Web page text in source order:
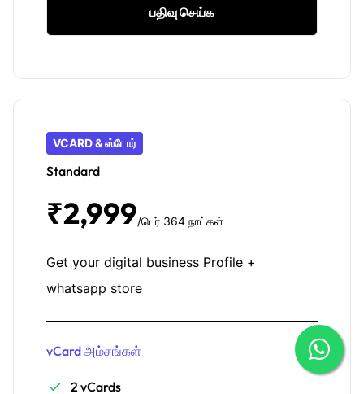
பதிவு செய்க
VCARD & ஸ்டோர்
Standard
₹2,999/பெர் 364 நாட்கள்
Get your digital business Profile +
whatsapp store
vCard அம்சங்கள்
2 vCards